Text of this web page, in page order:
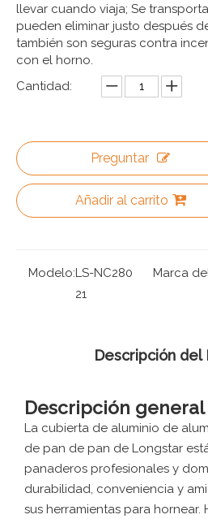
llevar cuando viaja; Se
pueden eliminar justo después
también son seguras contra
con el horno.
Cantidad:
Preguntar
Añadir al carrito
Modelo:LS-NC280
21
Marca
Descripción del
Descripción
La cubierta de aluminio de
de pan de pan de Longstar
panaderos profesionales y
durabilidad, conveniencia y
sus herramientas para